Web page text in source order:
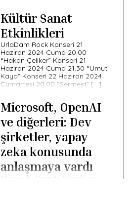
Kültür Sanat
Etkinlikleri
UrlaDam Rock Konseri 21
Haziran 2024 Cuma 20.00
“Hakan Çeliker” Konseri 21
Haziran 2024 Cuma 21.30 “Umut
Kaya” Konseri 22 Haziran 2024
Cumartesi 20.00 “Sermest” […]
Microsoft, OpenAI
ve diğerleri: Dev
şirketler, yapay
zeka konusunda
anlaşmaya vardı
Microsoft, OpenAI, Google ve